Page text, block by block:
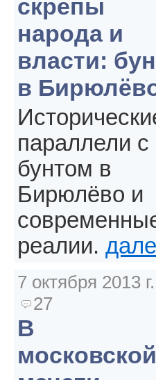
скрепы
народа и
власти:
в
параллели с
бунтом в
Бирюлёво и
реалии.
7 октября 2013 г.
27
В
московской